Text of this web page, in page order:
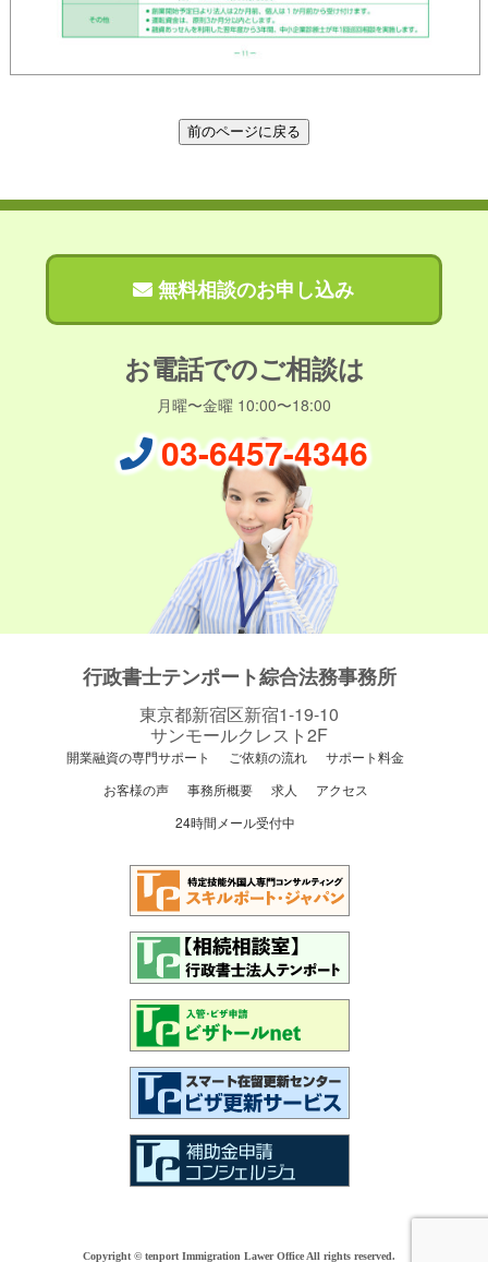
無料相談のお申し込み
お電話でのご相談は
月曜〜金曜 10:00〜18:00
03-6457-4346
行政書士テンポート綜合法務事務所
東京都新宿区新宿1-19-10
サンモールクレスト2F
開業融資の専門サポート ご依頼の流れ
サポート料金
お客様の声
事務所概要 求人
アクセス
24時間メール受付中
Copyright © tenport Immigration Lawer Office All rights reserved.